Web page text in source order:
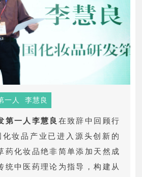
一人 李慧良
第一人李慧良 在致辞中回顾行
妆品产业已进入源头创新的
药化妆品绝非简单添加天然成
统中医药理论为指导，构建从